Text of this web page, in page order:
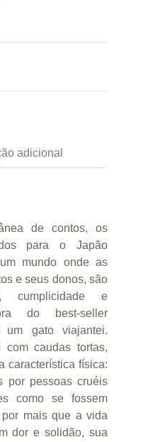
adicional
de contos, os
para o Japão
mundo onde as
e seus donos, são
cumplicidade e
do best-seller
um gato viajantei.
caudas tortas,
característica física:
por pessoas cruéis
como se fossem
mais que a vida
dor e solidão, sua